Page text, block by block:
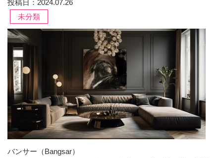
投稿日：2024.07.26
未分類
バンサー（Bangsar）